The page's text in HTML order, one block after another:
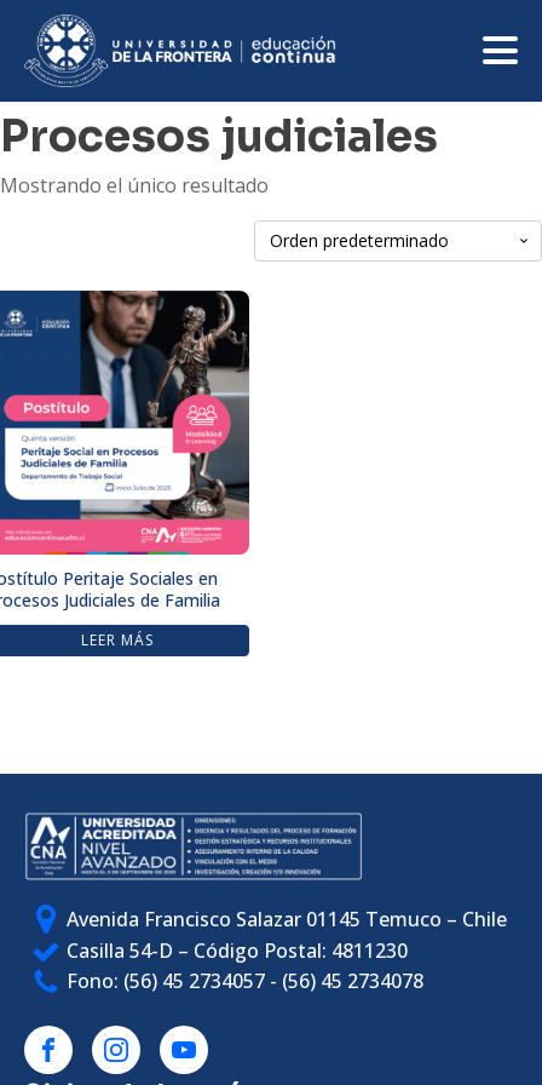
Procesos judiciales
Mostrando el único resultado
Peritaje Sociales en
Judiciales de Familia
LEER MÁS
Avenida Francisco Salazar 01145 Temuco – Chile
Casilla 54-D – Código Postal: 4811230
Fono: (56) 45 2734057 - (56) 45 2734078